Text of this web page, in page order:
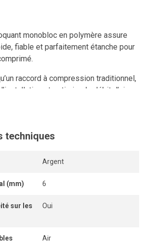
monobloc en polymère assure
fiable et parfaitement étanche pour
raccord à compression traditionnel,
et optimise le débit d’air
et déconnexions, et maintient un
facilite une installation rapprochée,
outil, offrant une connexion et une
techniques
Argent
(mm) 6
sur les
Oui
Air